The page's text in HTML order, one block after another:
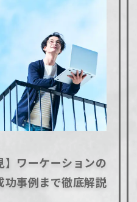
】ワーケーションの
功事例まで徹底解説